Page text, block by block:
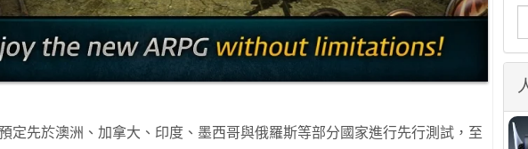
定先於澳洲、加拿大、印度、墨西哥與俄羅斯等部分國家進行先行測試，至